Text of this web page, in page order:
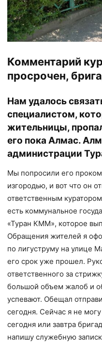
Комментарий
просрочен,
Нам удалось
специалистом,
жительницы,
его пока Алмас.
администрации
Мы попросили его
изгородью, и вот что он
ответственным
есть коммунальное
«Туран КММ», которое
Обращения жителей я
по лигуструму на улице
его срок уже прошел.
ответственного за
большой объем жалоб и
успевают. Обещал
сегодня. Сейчас я не
сегодня или завтра
напишу служебную